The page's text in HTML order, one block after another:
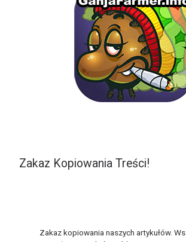
Zakaz Kopiowania Treści!
Zakaz kopiowania naszych artykułów.